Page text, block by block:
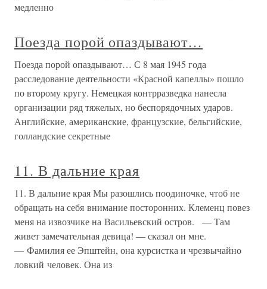
медленно
Поезда порой опаздывают…
Поезда порой опаздывают… С 8 мая 1945 года
расследование деятельности «Красной капеллы» пошло
по второму кругу. Немецкая контрразведка нанесла
организации ряд тяжелых, но беспорядочных ударов.
Английские, американские, французские, бельгийские,
голландские секретные
11. В дальние края
11. В дальние края Мы разошлись поодиночке, чтоб не
обращать на себя внимание посторонних. Клеменц повез
меня на извозчике на Васильевский остров. — Там
живет замечательная девица! — сказал он мне.
— Фамилия ее Эпштейн, она курсистка и чрезвычайно
ловкий человек. Она из